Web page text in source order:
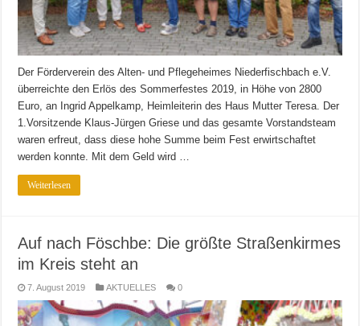
Der Förderverein des Alten- und Pflegeheimes Niederfischbach e.V.
überreichte den Erlös des Sommerfestes 2019, in Höhe von 2800
Euro, an Ingrid Appelkamp, Heimleiterin des Haus Mutter Teresa. Der
1.Vorsitzende Klaus-Jürgen Griese und das gesamte Vorstandsteam
waren erfreut, dass diese hohe Summe beim Fest erwirtschaftet
werden konnte. Mit dem Geld wird …
Weiterlesen
Auf nach Föschbe: Die größte Straßenkirmes
im Kreis steht an
7. August 2019 AKTUELLES 0